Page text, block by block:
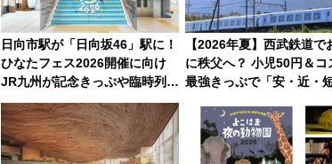
日向市駅が「日向坂46」駅に！
ひなたフェス2026開催に向け
JR九州が記念きっぷや臨時列車
で全力応援 夜行列車「ドリー
ムおひさま号」も走る
【2026年夏】西武鉄道で
に秩父へ？ 小児50円＆コ
最強きっぷで「安・近・
探検や特急ラビューも